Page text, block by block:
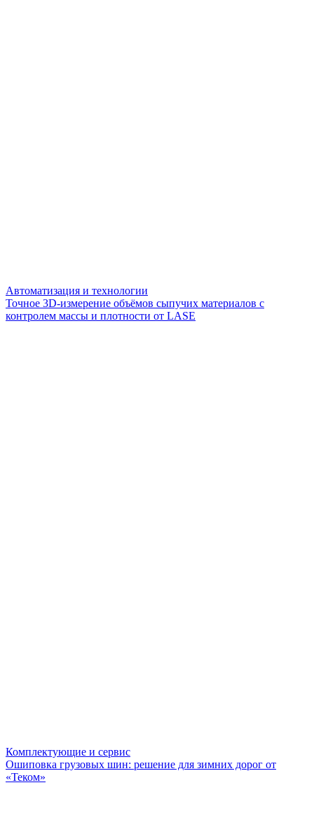
Автоматизация и технологии
Точное 3D-измерение объёмов сыпучих материалов с
контролем массы и плотности от LASE
Комплектующие и сервис
Ошиповка грузовых шин: решение для зимних дорог от
«Теком»